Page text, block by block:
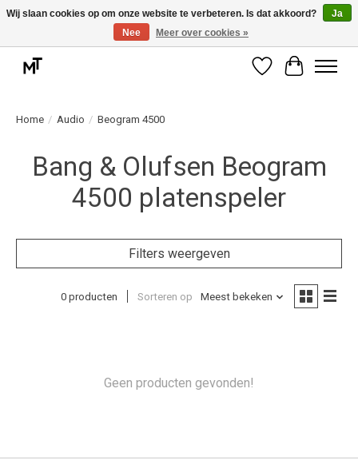
Deskundige installatie of montage nodig? Vraag ons naar de mogelijkheden.
Verlanglijst
Home / Audio / Beogram 4500
Bang & Olufsen Beogram
4500 platenspeler
Filters weergeven
0 producten Sorteren op Meest bekeken
Geen producten gevonden!
Wij slaan cookies op om onze website te verbeteren. Is dat akkoord?
Ja
Nee
Meer over cookies »